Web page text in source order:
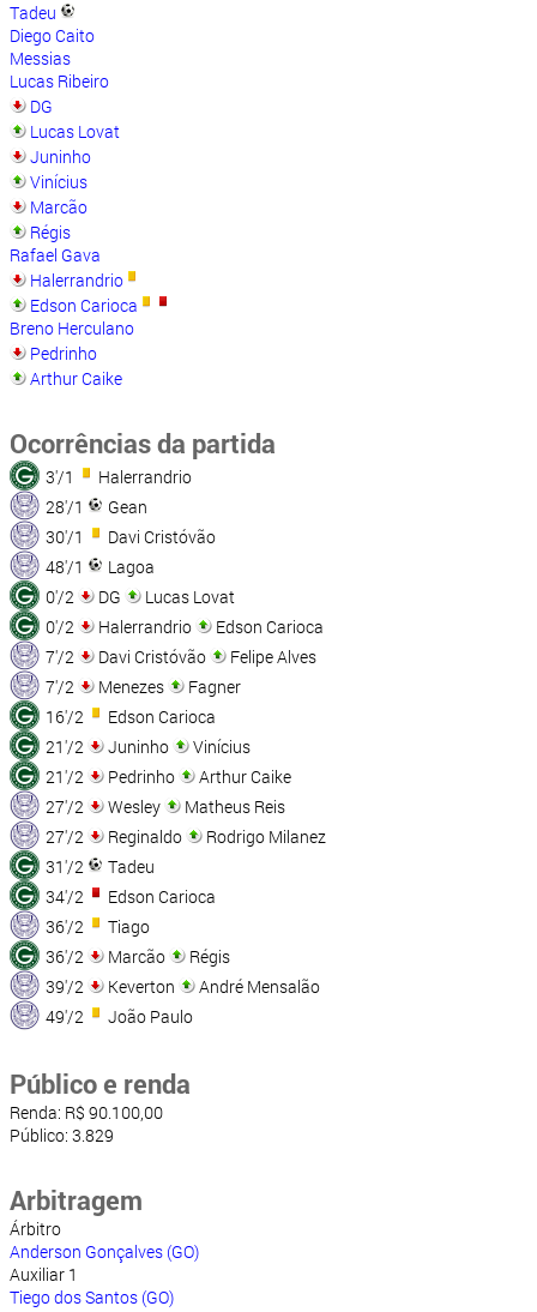
Tadeu
Diego Caito
Messias
Lucas Ribeiro
DG
Lucas Lovat
Juninho
Vinícius
Marcão
Régis
Rafael Gava
Halerrandrio
Edson Carioca
Breno Herculano
Pedrinho
Arthur Caike
Ocorrências da partida
3'/1
Halerrandrio
28'/1
Gean
30'/1
Davi Cristóvão
48'/1
Lagoa
0'/2
DG
Lucas Lovat
0'/2
Halerrandrio
Edson Carioca
7'/2
Davi Cristóvão
Felipe Alves
7'/2
Menezes
Fagner
16'/2
Edson Carioca
21'/2
Juninho
Vinícius
21'/2
Pedrinho
Arthur Caike
27'/2
Wesley
Matheus Reis
27'/2
Reginaldo
Rodrigo Milanez
31'/2
Tadeu
34'/2
Edson Carioca
36'/2
Tiago
36'/2
Marcão
Régis
39'/2
Keverton
André Mensalão
49'/2
João Paulo
Público e renda
Renda: R$ 90.100,00
Público: 3.829
Arbitragem
Árbitro
Anderson Gonçalves (GO)
Auxiliar 1
Tiego dos Santos (GO)